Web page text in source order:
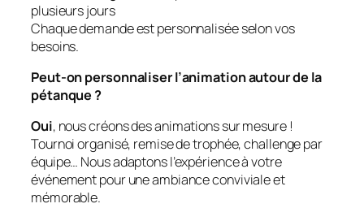
plusieurs jours
Chaque demande est personnalisée selon vos
besoins.
Peut-on personnaliser l’animation autour de la
pétanque ?
Oui, nous créons des animations sur mesure !
Tournoi organisé, remise de trophée, challenge par
équipe… Nous adaptons l’expérience à votre
événement pour une ambiance conviviale et
mémorable.